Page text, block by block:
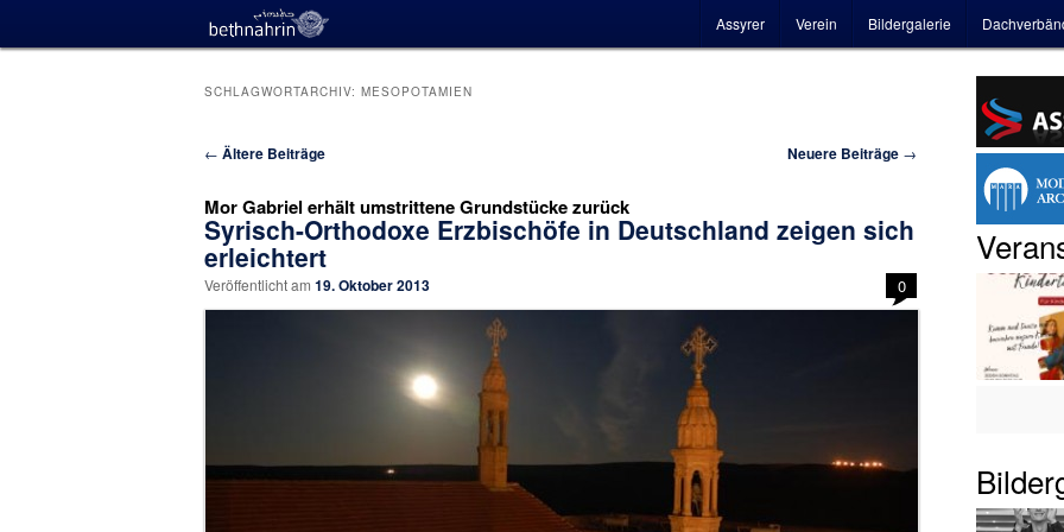
Hauptmenü
Assyrer Verein Bildergalerie
SCHLAGWORTARCHIV: MESOPOTAMIEN
Beitragsnavigation
← Ältere Beiträge Neuere Beiträge →
Mor Gabriel erhält umstrittene Grundstücke zurück
Syrisch-Orthodoxe Erzbischöfe in Deutschland zeigen sich
erleichtert
Veröffentlicht am 19. Oktober 2013 0